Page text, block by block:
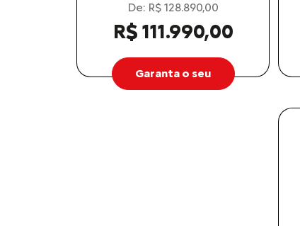
De: R$ 128.890,00
R$ 111.990,00
Garanta o seu